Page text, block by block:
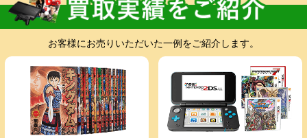
お客様にお売りいただいた一例をご紹介します。